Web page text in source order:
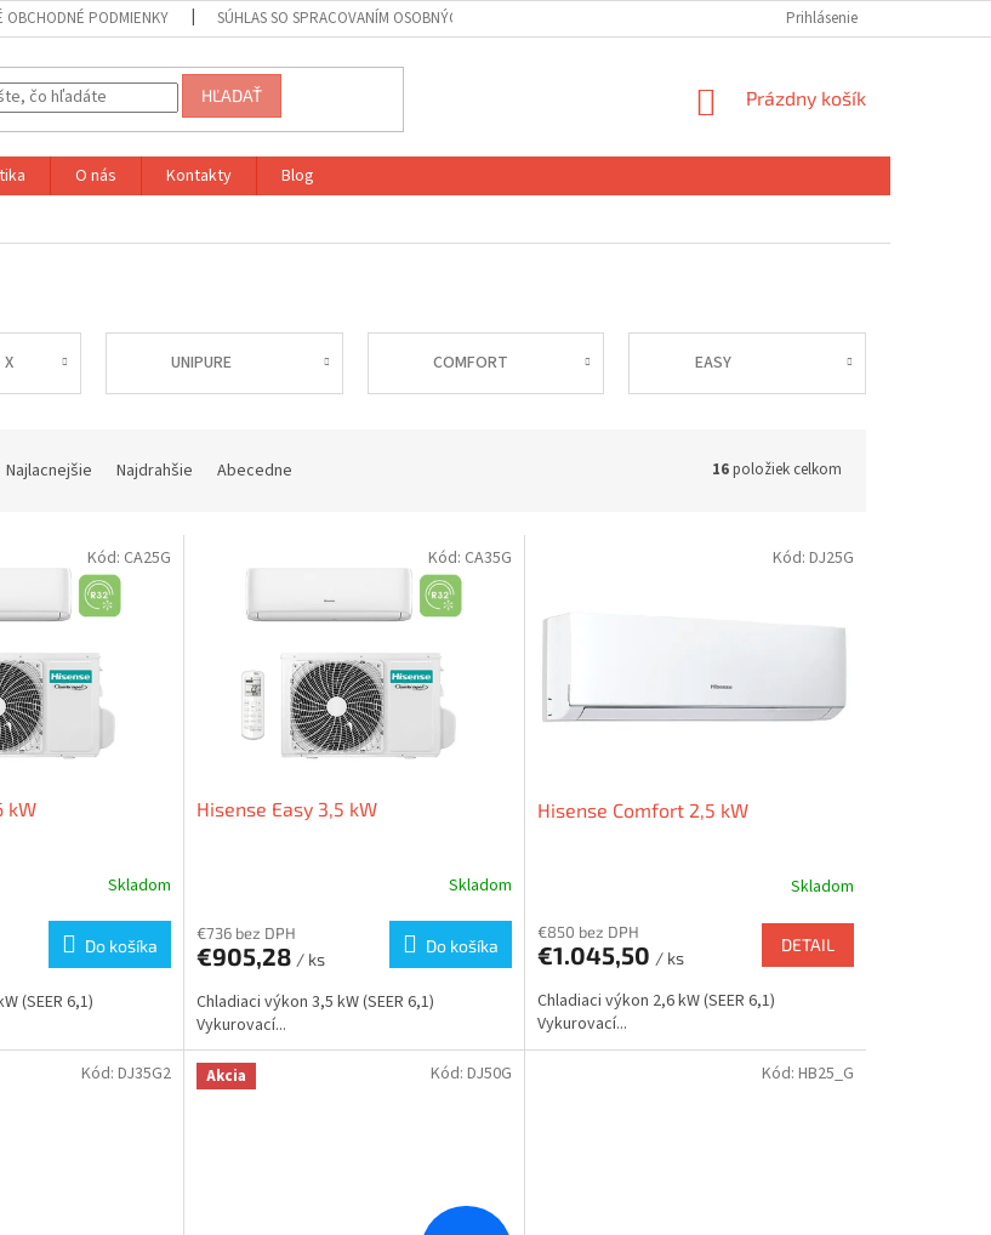
OBCHODNÉ PODMIENKY SÚHLAS SO SPRACOVANÍM OSOBNÝCH ÚDAJOV Prihlásenie
HĽADAŤ
NÁKUPNÝ
Prázdny košík
O nás Kontakty
Blog
X UNIPURE COMFORT EASY
Najlacnejšie Najdrahšie Abecedne 16položiek celkom
kW
Skladom
Do košíka
(SEER 6,1)
Kód: CA25G
Hisense Easy 3,5 kW
Skladom
€736 bez DPH
€905,28 / ks
Do košíka
Chladiaci výkon 3,5 kW (SEER 6,1)
Vykurovací...
Kód: CA35G
Hisense Comfort 2,5 kW
Skladom
€850 bez DPH
€1.045,50 / ks
DETAIL
Chladiaci výkon 2,6 kW (SEER 6,1)
Vykurovací...
Kód: DJ25G
Kód: DJ35G2 Akcia Kód: DJ50G Kód: HB25_G